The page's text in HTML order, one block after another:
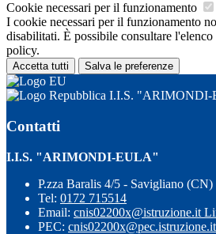
Cookie necessari per il funzionamento
I cookie necessari per il funzionamento
disabilitati. È possibile consultare
policy.
Accetta tutti Salva le preferenze
I.I.S.
Contatti
I.I.S. "ARIMONDI-EULA"
P.zza Baralis 4/5 - Savigliano (CN)
Tel: 0172 715514
Email: cnis02200x@istruzione.it
PEC: cnis02200x@pec.istruzione.it